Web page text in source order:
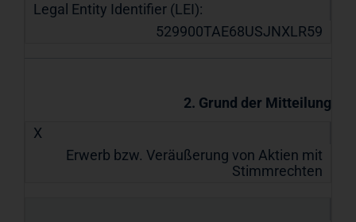
Legal Entity Identifier (LEI):
529900TAE68USJNXLR59
2. Grund der Mitteilung
X
Erwerb bzw. Veräußerung von Aktien mit
Stimmrechten